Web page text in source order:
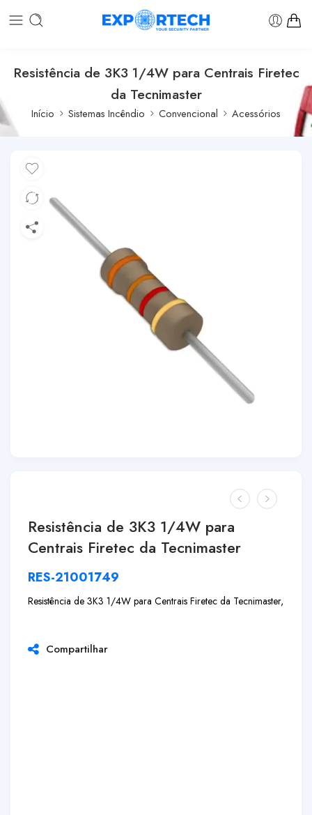
Resistência de 3K3 1/4W para Centrais Firetec
da Tecnimaster
Início Sistemas Incêndio Convencional Acessórios
Resistência de 3K3 1/4W para
Centrais Firetec da Tecnimaster
RES-21001749
Resistência de 3K3 1/4W para Centrais Firetec da Tecnimaster,
Compartilhar